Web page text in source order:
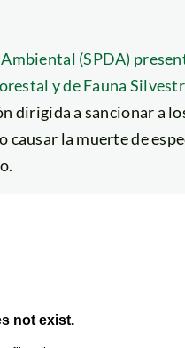
(SPDA)
y de Fauna
dirigida a sancionar a
la muerte de